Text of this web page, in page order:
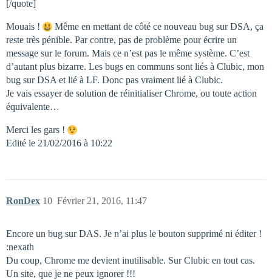
[/quote]
Mouais !
Même en mettant de côté ce nouveau bug sur DSA, ça
reste très pénible. Par contre, pas de problème pour écrire un
message sur le forum. Mais ce n’est pas le même système. C’est
d’autant plus bizarre. Les bugs en communs sont liés à Clubic, mon
bug sur DSA et lié à LF. Donc pas vraiment lié à Clubic.
Je vais essayer de solution de réinitialiser Chrome, ou toute action
équivalente…
Merci les gars !
Edité le 21/02/2016 à 10:22
RonDex Février 21, 2016, 11:47
10
Encore un bug sur DAS. Je n’ai plus le bouton supprimé ni éditer !
:nexath
Du coup, Chrome me devient inutilisable. Sur Clubic en tout cas.
Un site, que je ne peux ignorer !!!